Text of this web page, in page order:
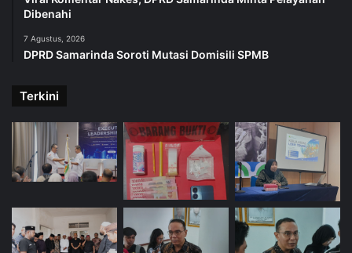
Dibenahi
7 Agustus, 2026
DPRD Samarinda Soroti Mutasi Domisili SPMB
Terkini